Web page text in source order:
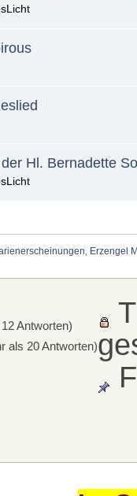
Hl. Bernadette
Erzengel
Antworten)
als 20 Antworten)